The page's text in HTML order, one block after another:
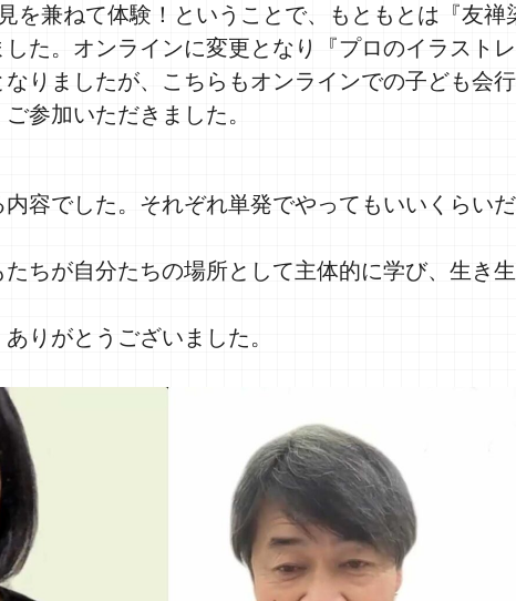
を兼ねて体験！ということで、もともとは『友禅
た。オンラインに変更となり『プロのイラスト
りましたが、こちらもオンラインでの子ども会
参加いただきました。
容でした。それぞれ単発でやってもいいくらい
ちが自分たちの場所として主体的に学び、生き
りがとうございました。